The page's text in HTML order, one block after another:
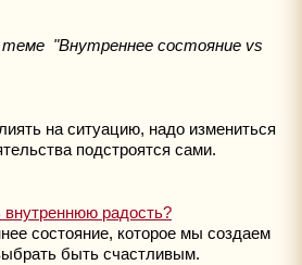
"Внутреннее состояние vs
на ситуацию, надо измениться
подстроятся сами.
внутреннюю радость?
состояние, которое мы создаем
быть счастливым.